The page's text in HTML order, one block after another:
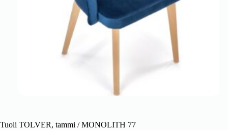
Tuoli TOLVER, tammi / MONOLITH 77